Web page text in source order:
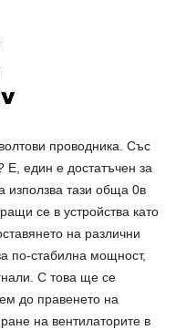
проводника. Със
Е, един е достатъчен за
използва тази обща 0в
се в устройства като
на различни
по-стабилна мощност,
С това ще се
до правенето на
на вентилаторите в